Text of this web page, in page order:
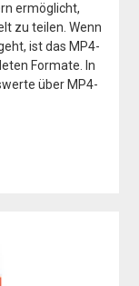
ermöglicht,
zu teilen. Wenn
ist das MP4-
Formate. In
über MP4-